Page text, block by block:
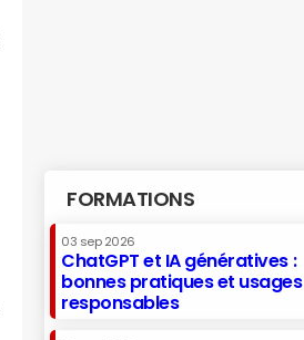
FORMATIONS
03 sep 2026
ChatGPT et IA génératives :
bonnes pratiques et usages
responsables